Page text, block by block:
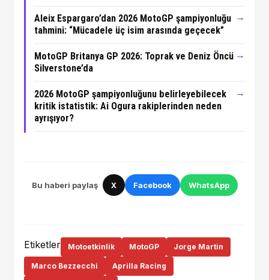
Aleix Espargaro’dan 2026 MotoGP şampiyonluğu
tahmini: “Mücadele üç isim arasında geçecek”
→
MotoGP Britanya GP 2026: Toprak ve Deniz Öncü
Silverstone’da
→
2026 MotoGP şampiyonluğunu belirleyebilecek
kritik istatistik: Ai Ogura rakiplerinden neden
ayrışıyor?
→
Bu haberi paylaş X Facebook WhatsApp
Etiketler Motoetkinlik MotoGP Jorge Martin
Marco Bezzecchi Aprilla Racing